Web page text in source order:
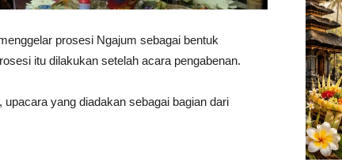
prosesi Ngajum sebagai bentuk
itu dilakukan setelah acara pengabenan.
yang diadakan sebagai bagian dari